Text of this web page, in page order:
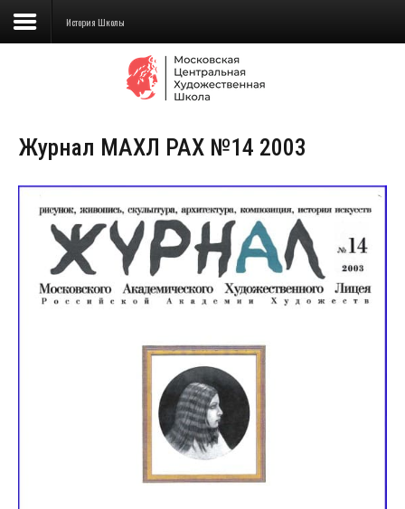
Сведения об образовательной
Школа
Училище
Детская Художественная школа
Поступающим
Подготовка
Курсы повышения квалификации
Центр непрерывного образования
История Школы
Журнал МАХЛ РАХ №14 2003